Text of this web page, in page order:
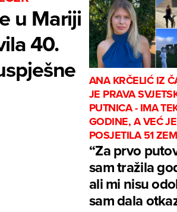
u Mariji
40.
ANA KRČELIĆ IZ
JE PRAVA
PUTNICA - IMA
GODINE, A VEĆ JE
POSJETILA 51
“Za prvo
sam tražila
ali mi nisu
sam dala